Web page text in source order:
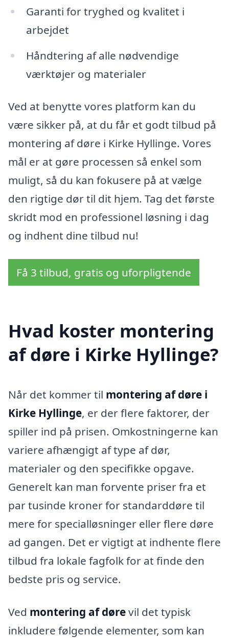
Garanti for tryghed og kvalitet i
arbejdet
Håndtering af alle nødvendige
værktøjer og materialer
Ved at benytte vores platform kan du
være sikker på, at du får et godt tilbud på
montering af døre i Kirke Hyllinge. Vores
mål er at gøre processen så enkel som
muligt, så du kan fokusere på at vælge
den rigtige dør til dit hjem. Tag det første
skridt mod en professionel løsning i dag
og indhent dine tilbud nu!
Få 3 tilbud, gratis og uforpligtende
Hvad koster montering
af døre i Kirke Hyllinge?
Når det kommer til montering af døre i
Kirke Hyllinge, er der flere faktorer, der
spiller ind på prisen. Omkostningerne kan
variere afhængigt af type af dør,
materialer og den specifikke opgave.
Generelt kan man forvente priser fra et
par tusinde kroner for standarddøre til
mere for specialløsninger eller flere døre
ad gangen. Det er vigtigt at indhente flere
tilbud fra lokale fagfolk for at finde den
bedste pris og service.
Ved montering af dørevil det typisk
inkludere følgende elementer, som kan